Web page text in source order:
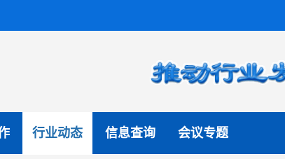
行业动态 信息查询 会议专题